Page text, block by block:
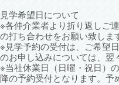
見学希望日について
※各仲介業者より折り返しご
の打ち合わせをお願い致しま
※見学予約の受付は、ご希望
のお申し込みについては、翌
※当社休業日（日曜・祝日）
降の予約受付となります。予